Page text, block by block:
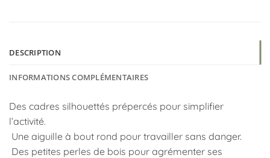
DESCRIPTION
INFORMATIONS COMPLÉMENTAIRES
Des cadres silhouettés prépercés pour simplifier
l’activité.
Une aiguille à bout rond pour travailler sans danger.
Des petites perles de bois pour agrémenter ses